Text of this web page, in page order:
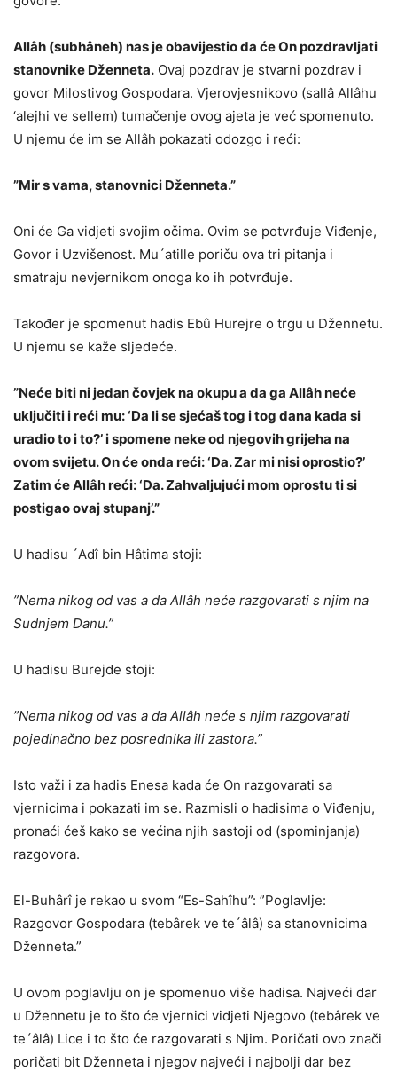
Allâh (subhâneh) nas je obavijestio da će On pozdravljati
stanovnike Dženneta. Ovaj pozdrav je stvarni pozdrav i
govor Milostivog Gospodara. Vjerovjesnikovo (sallâ Allâhu
‘alejhi ve sellem) tumačenje ovog ajeta je već spomenuto.
U njemu će im se Allâh pokazati odozgo i reći:
”Mir s vama, stanovnici Dženneta.”
Oni će Ga vidjeti svojim očima. Ovim se potvrđuje Viđenje,
Govor i Uzvišenost. Mu´atille poriču ova tri pitanja i
smatraju nevjernikom onoga ko ih potvrđuje.
Također je spomenut hadis Ebû Hurejre o trgu u Džennetu.
U njemu se kaže sljedeće.
”Neće biti ni jedan čovjek na okupu a da ga Allâh neće
uključiti i reći mu: ‘Da li se sjećaš tog i tog dana kada si
uradio to i to?’ i spomene neke od njegovih grijeha na
ovom svijetu. On će onda reći: ‘Da. Zar mi nisi oprostio?’
Zatim će Allâh reći: ‘Da. Zahvaljujući mom oprostu ti si
postigao ovaj stupanj’.”
U hadisu ´Adî bin Hâtima stoji:
”Nema nikog od vas a da Allâh neće razgovarati s njim na
Sudnjem Danu.”
U hadisu Burejde stoji:
”Nema nikog od vas a da Allâh neće s njim razgovarati
pojedinačno bez posrednika ili zastora.”
Isto važi i za hadis Enesa kada će On razgovarati sa
vjernicima i pokazati im se. Razmisli o hadisima o Viđenju,
pronaći ćeš kako se većina njih sastoji od (spominjanja)
razgovora.
El-Buhârî je rekao u svom “Es-Sahîhu”: ”Poglavlje:
Razgovor Gospodara (tebârek ve te´âlâ) sa stanovnicima
Dženneta.”
U ovom poglavlju on je spomenuo više hadisa. Najveći dar
u Džennetu je to što će vjernici vidjeti Njegovo (tebârek ve
te´âlâ) Lice i to što će razgovarati s Njim. Poričati ovo znači
poričati bit Dženneta i njegov najveći i najbolji dar bez